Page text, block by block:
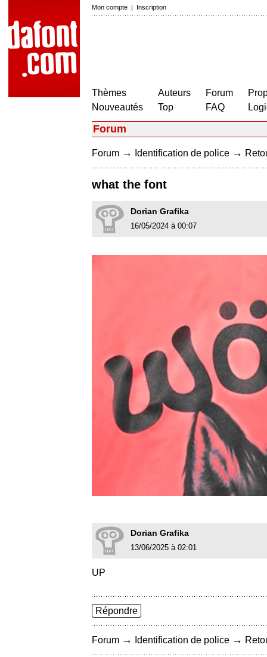
Mon compte | Inscription
Thèmes
Nouveautés
Auteurs
Top
Forum
FAQ
Forum
Forum → Identification de police →
what the font
Dorian Grafika
16/05/2024 à 00:07
Dorian Grafika
13/06/2025 à 02:01
UP
Répondre
Forum → Identification de police →